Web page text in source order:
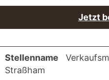
Jetzt
Straßham